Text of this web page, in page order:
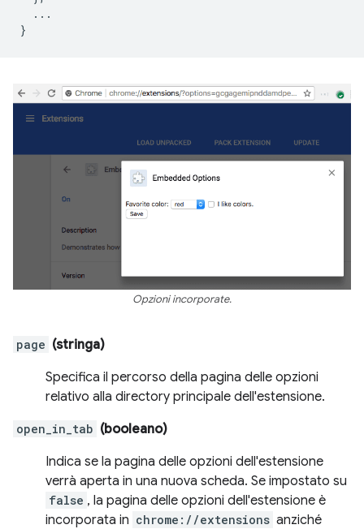
...
}
Opzioni incorporate.
page (stringa)
Specifica il percorso della pagina delle opzioni
relativo alla directory principale dell'estensione.
open_in_tab (booleano)
Indica se la pagina delle opzioni dell'estensione
verrà aperta in una nuova scheda. Se impostato su
false , la pagina delle opzioni dell'estensione è
incorporata in chrome://extensions anziché